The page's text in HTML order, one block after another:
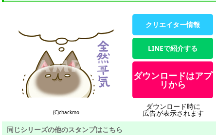
(C)chackmo
クリエイター情報
LINEで紹介する
ダウンロードはアプ
リから
ダウンロード時に
広告が表示されます
同じシリーズの他のスタンプはこちら